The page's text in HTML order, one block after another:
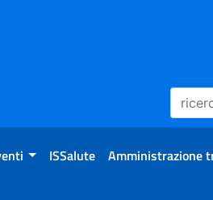
ISSalute Amministrazione